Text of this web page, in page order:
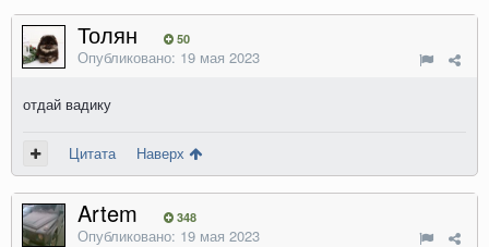
Толян 50
Опубликовано: 19 мая 2023
отдай вадику
Цитата Наверх
Artem 348
Опубликовано: 19 мая 2023